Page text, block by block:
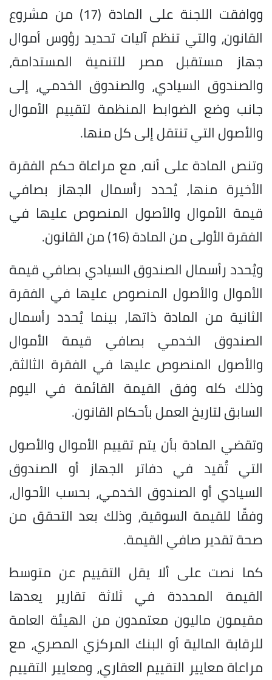
ووافقت اللجنة على المادة (17) من مشروع
القانون، والتي تنظم آليات تحديد رؤوس أموال
جهاز مستقبل مصر للتنمية المستدامة،
والصندوق السيادي، والصندوق الخدمي، إلى
جانب وضع الضوابط المنظمة لتقييم الأموال
والأصول التي تنتقل إلى كل منها.
وتنص المادة على أنه، مع مراعاة حكم الفقرة
الأخيرة منها، يُحدد رأسمال الجهاز بصافي
قيمة الأموال والأصول المنصوص عليها في
الفقرة الأولى من المادة (16) من القانون.
ويُحدد رأسمال الصندوق السيادي بصافي قيمة
الأموال والأصول المنصوص عليها في الفقرة
الثانية من المادة ذاتها، بينما يُحدد رأسمال
الصندوق الخدمي بصافي قيمة الأموال
والأصول المنصوص عليها في الفقرة الثالثة،
وذلك كله وفق القيمة القائمة في اليوم
السابق لتاريخ العمل بأحكام القانون.
وتقضي المادة بأن يتم تقييم الأموال والأصول
التي تُقيد في دفاتر الجهاز أو الصندوق
السيادي أو الصندوق الخدمي، بحسب الأحوال،
وفقًا للقيمة السوقية، وذلك بعد التحقق من
صحة تقدير صافي القيمة.
كما نصت على ألا يقل التقييم عن متوسط
القيمة المحددة في ثلاثة تقارير يعدها
مقيمون ماليون معتمدون من الهيئة العامة
للرقابة المالية أو البنك المركزي المصري، مع
مراعاة معايير التقييم العقاري، ومعايير التقييم